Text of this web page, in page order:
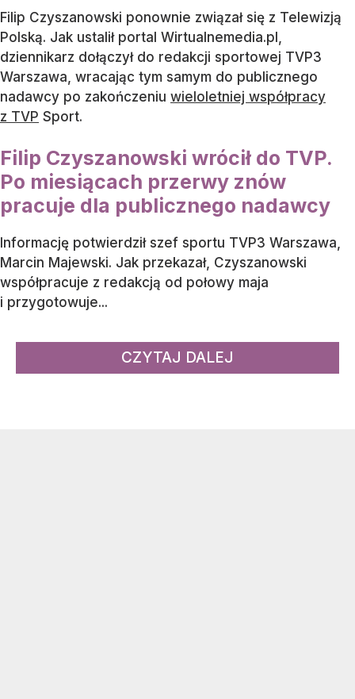
Filip Czyszanowski ponownie związał się z Telewizją
Polską. Jak ustalił portal Wirtualnemedia.pl,
dziennikarz dołączył do redakcji sportowej TVP3
Warszawa, wracając tym samym do publicznego
nadawcy po zakończeniu wieloletniej współpracy
z TVP Sport.
Filip Czyszanowski wrócił do TVP.
Po miesiącach przerwy znów
pracuje dla publicznego nadawcy
Informację potwierdził szef sportu TVP3 Warszawa,
Marcin Majewski. Jak przekazał, Czyszanowski
współpracuje z redakcją od połowy maja
i przygotowuje...
CZYTAJ DALEJ